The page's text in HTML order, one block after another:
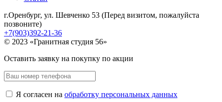
г.Оренбург, ул. Шевченко 53 (Перед визитом, пожалуйста
позвоните)
+7(903)392-21-36
© 2023 «Гранитная студия 56»
Оставить заявку на покупку по акции
Я согласен на обработку персональных данных